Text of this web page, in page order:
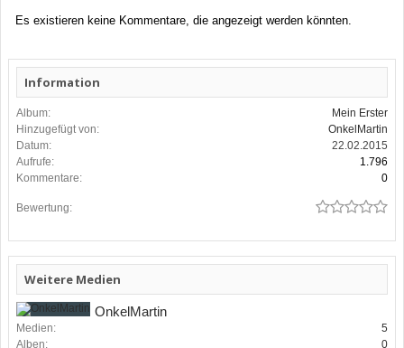
Es existieren keine Kommentare, die angezeigt werden könnten.
Information
Album:
Mein Erster
Hinzugefügt von:
OnkelMartin
Datum:
22.02.2015
Aufrufe:
1.796
Kommentare:
0
Bewertung:
Weitere Medien
OnkelMartin
Medien:
5
Alben:
0